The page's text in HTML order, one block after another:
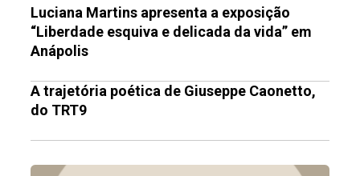
Luciana Martins apresenta a exposição
“Liberdade esquiva e delicada da vida” em
Anápolis
A trajetória poética de Giuseppe Caonetto,
do TRT9